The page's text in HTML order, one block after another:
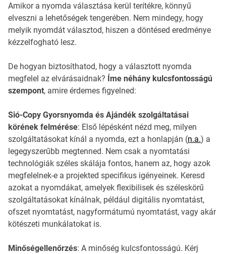
Amikor a nyomda választása kerül terítékre, könnyű
elveszni a lehetőségek tengerében. Nem mindegy, hogy
melyik nyomdát választod, hiszen a döntésed eredménye
kézzelfogható lesz.
De hogyan biztosíthatod, hogy a választott nyomda
megfelel az elvárásaidnak? Íme néhány kulcsfontosságú
szempont, amire érdemes figyelned:
Sió-Copy Gyorsnyomda és Ajándék szolgáltatásai
körének felmérése: Első lépésként nézd meg, milyen
szolgáltatásokat kínál a nyomda, ezt a honlapján (n.a.) a
legegyszerűbb megtenned. Nem csak a nyomtatási
technológiák széles skálája fontos, hanem az, hogy azok
megfelelnek-e a projekted specifikus igényeinek. Keresd
azokat a nyomdákat, amelyek flexibilisek és széleskörű
szolgáltatásokat kínálnak, például digitális nyomtatást,
ofszet nyomtatást, nagyformátumú nyomtatást, vagy akár
kötészeti munkálatokat is.
Minőségellenőrzés: A minőség kulcsfontosságú. Kérj